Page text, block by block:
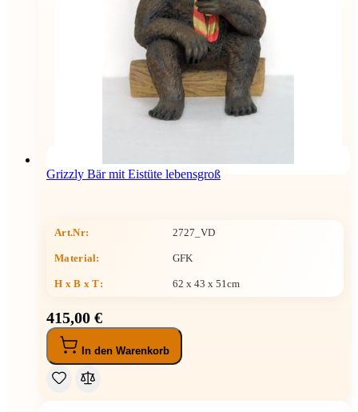
Grizzly Bär mit Eistüte lebensgroß
Art.Nr: 2727_VD
Material: GFK
H x B x T: 62 x 43 x 51cm
415,00 €
In den Warenkorb